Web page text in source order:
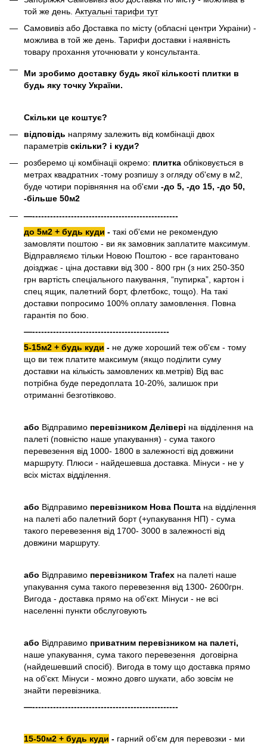
той же день. Актуальні тарифи тут
Самовивіз або Доставка по місту (обласні центри Украіни) -
можлива в той же день. Тарифи доставки і наявність
товару прохання уточнювати у консультанта.
Ми зробимо доставку будь якої кількості плитки в
будь яку точку України.
Скільки це коштує?
відповідь напряму залежить від комбінаціі двох
параметрів скільки? і куди?
розберемо ці комбінаціі окремо: плитка обліковується в
метрах квадратних -тому розпишу з огляду об'єму в м2,
буде чотири порівняння на об'єми -до 5, -до 15, -до 50,
-більше 50м2
—-------------------------------------------------
до 5м2 + будь куди - такі об'єми не рекомендую
замовляти поштою - ви як замовник заплатите максимум.
Відправляємо тільки Новою Поштою - все гарантовано
доізджає - ціна доставки від 300 - 800 грн (з них 250-350
грн вартість спеціального пакування, “пупирка”, картон і
спец ящик, палетний борт, флетбокс, тощо). На такі
доставки попросимо 100% оплату замовлення. Повна
гарантія по бою.
—----------------------------------------------
5-15м2 + будь куди - не дуже хороший теж об'єм - тому
що ви теж платите максимум (якщо поділити суму
доставки на кількість замовлених кв.метрів) Від вас
потрібна буде передоплата 10-20%, залишок при
отриманні безготівково.
або Відправимо перевізником Делівері на відділення на
палеті (повністю наше упакування) - сума такого
перевезення від 1000- 1800 в залежності від довжини
маршруту. Плюси - найдешевша доставка. Мінуси - не у
всіх містах відділення.
або Відправимо перевізником Нова Пошта на відділення
на палеті або палетний борт (+упакування НП) - сума
такого перевезення від 1700- 3000 в залежності від
довжини маршруту.
або Відправимо перевізником Trafex на палеті наше
упакування сума такого перевезення від 1300- 2600грн.
Вигода - доставка прямо на об'єкт. Мінуси - не всі
населенні пункти обслуговують
або Відправимо приватним перевізником на палеті,
наше упакування, сума такого перевезення договірна
(найдешевший спосіб). Вигода в тому що доставка прямо
на об'єкт. Мінуси - можно довго шукати, або зовсім не
знайти перевізника.
—-------------------------------------------------
15-50м2 + будь куди - гарний об'єм для перевозки - ми